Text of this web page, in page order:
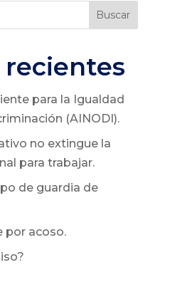
Buscar
para la Igualdad
(AINODI).
no extingue la
para trabajar.
de guardia de
por acoso.